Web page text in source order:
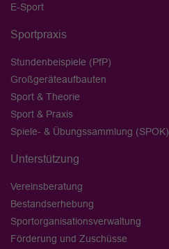
E-Sport
Sportpraxis
Stundenbeispiele (PfP)
Großgeräteaufbauten
Sport & Theorie
Sport & Praxis
Spiele- & Übungssammlung (SPOK)
Unterstützung
Vereinsberatung
Bestandserhebung
Sportorganisationsverwaltung
Förderung und Zuschüsse